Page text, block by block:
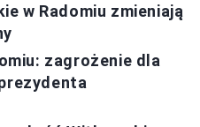
w Radomiu zmieniają
zagrożenie dla